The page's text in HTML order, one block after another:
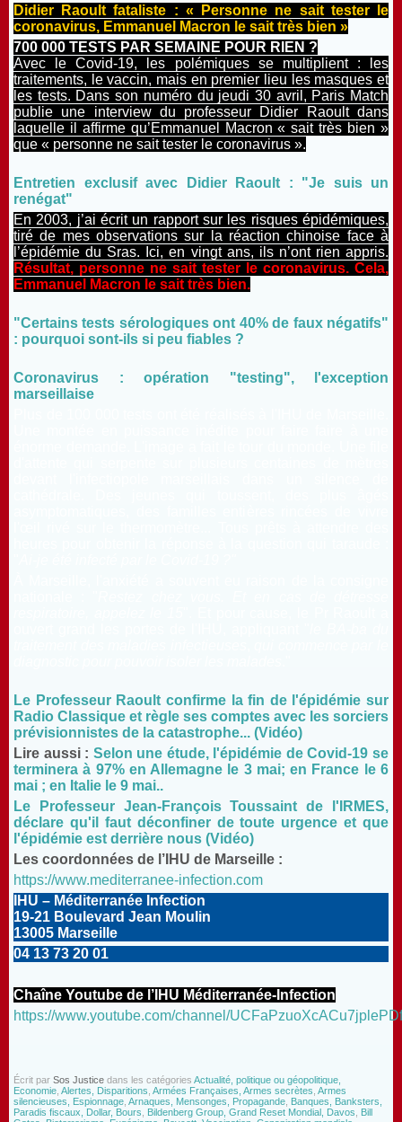
Didier Raoult fataliste : « Personne ne sait tester le
coronavirus, Emmanuel Macron le sait très bien »
700 000 TESTS PAR SEMAINE POUR RIEN ?
Avec le Covid-19, les polémiques se multiplient : les
traitements, le vaccin, mais en premier lieu les masques et
les tests. Dans son numéro du jeudi 30 avril, Paris Match
publie une interview du professeur Didier Raoult dans
laquelle il affirme qu’Emmanuel Macron « sait très bien »
que « personne ne sait tester le coronavirus ».
Entretien exclusif avec Didier Raoult : "Je suis un
renégat"
En 2003, j’ai écrit un rapport sur les risques épidémiques,
tiré de mes observations sur la réaction chinoise face à
l’épidémie du Sras. Ici, en vingt ans, ils n’ont rien appris.
Résultat, personne ne sait tester le coronavirus. Cela,
Emmanuel Macron le sait très bien.
"Certains tests sérologiques ont 40% de faux négatifs"
: pourquoi sont-ils si peu fiables ?
Coronavirus : opération "testing", l'exception
marseillaise
Le Professeur Raoult confirme la fin de l'épidémie sur
Radio Classique et règle ses comptes avec les sorciers
prévisionnistes de la catastrophe... (Vidéo)
Lire aussi : Selon une étude, l'épidémie de Covid-19 se
terminera à 97% en Allemagne le 3 mai; en France le 6
mai ; en Italie le 9 mai..
Le Professeur Jean-François Toussaint de l'IRMES,
déclare qu'il faut déconfiner de toute urgence et que
l'épidémie est derrière nous (Vidéo)
Les coordonnées de l’IHU de Marseille :
https://www.mediterranee-infection.com
IHU – Méditerranée Infection
19-21 Boulevard Jean Moulin
13005 Marseille
04 13 73 20 01
Chaîne Youtube de l’IHU Méditerranée-Infection
https://www.youtube.com/channel/
Écrit par Sos Justice dans les catégories Actualité, politique ou géopolitique,
Economie Alertes, Disparitions Armées Françaises, Armes secrètes Armes
silencieuses, Espionnage Arnaques, Mensonges, Propagande Banques, Banksters,
Paradis fiscaux, Dollar, Bours
Bildenberg Group, Grand Reset Mondial, Davos
Bill